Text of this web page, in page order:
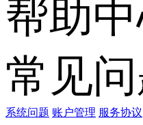
帮助
常见
系统问题 账户管理 服务协议